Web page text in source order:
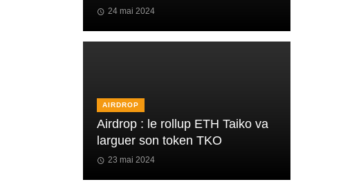
24 mai 2024
AIRDROP
Airdrop : le rollup ETH Taiko va
larguer son token TKO
23 mai 2024